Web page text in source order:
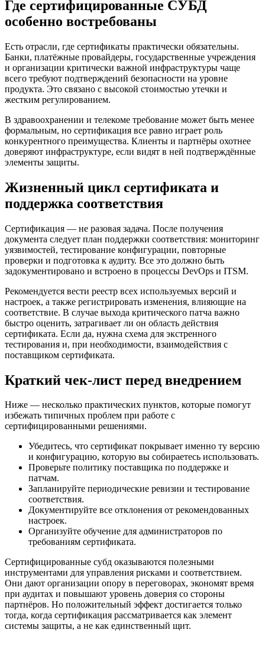
Где сертифицированные СУБД
особенно востребованы
Есть отрасли, где сертификаты практически обязательны.
Банки, платёжные провайдеры, государственные учреждения
и организации критически важной инфраструктуры чаще
всего требуют подтверждений безопасности на уровне
продукта. Это связано с высокой стоимостью утечки и
жестким регулированием.
В здравоохранении и телекоме требование может быть менее
формальным, но сертификация все равно играет роль
конкурентного преимущества. Клиенты и партнёры охотнее
доверяют инфраструктуре, если видят в ней подтверждённые
элементы защиты.
Жизненный цикл сертификата и
поддержка соответствия
Сертификация — не разовая задача. После получения
документа следует план поддержки соответствия: мониторинг
уязвимостей, тестирование конфигурации, повторные
проверки и подготовка к аудиту. Все это должно быть
задокументировано и встроено в процессы DevOps и ITSM.
Рекомендуется вести реестр всех используемых версий и
настроек, а также регистрировать изменения, влияющие на
соответствие. В случае выхода критического патча важно
быстро оценить, затрагивает ли он область действия
сертификата. Если да, нужна схема для экстренного
тестирования и, при необходимости, взаимодействия с
поставщиком сертификата.
Краткий чек-лист перед внедрением
Ниже — несколько практических пунктов, которые помогут
избежать типичных проблем при работе с
сертифицированными решениями.
Убедитесь, что сертификат покрывает именно ту версию
и конфигурацию, которую вы собираетесь использовать.
Проверьте политику поставщика по поддержке и
патчам.
Запланируйте периодические ревизии и тестирование
соответствия.
Документируйте все отклонения от рекомендованных
настроек.
Организуйте обучение для администраторов по
требованиям сертификата.
Сертифицированные субд оказываются полезными
инструментами для управления рисками и соответствием.
Они дают организации опору в переговорах, экономят время
при аудитах и повышают уровень доверия со стороны
партнёров. Но положительный эффект достигается только
тогда, когда сертификация рассматривается как элемент
системы защиты, а не как единственный щит.